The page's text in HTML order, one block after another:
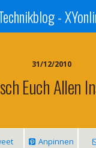
-
31/12/2010
Euch Allen
Anpinnen